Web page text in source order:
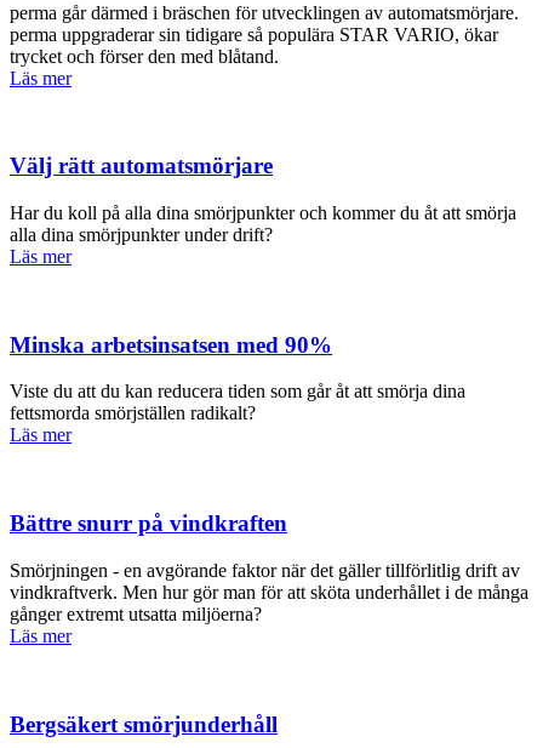
perma går därmed i bräschen för utvecklingen av automatsmörjare.
perma uppgraderar sin tidigare så populära STAR VARIO, ökar
trycket och förser den med blåtand.
Läs mer
Välj rätt automatsmörjare
Har du koll på alla dina smörjpunkter och kommer du åt att smörja
alla dina smörjpunkter under drift?
Läs mer
Minska arbetsinsatsen med 90%
Viste du att du kan reducera tiden som går åt att smörja dina
fettsmorda smörjställen radikalt?
Läs mer
Bättre snurr på vindkraften
Smörjningen - en avgörande faktor när det gäller tillförlitlig drift av
vindkraftverk. Men hur gör man för att sköta underhållet i de många
gånger extremt utsatta miljöerna?
Läs mer
Bergsäkert smörjunderhåll